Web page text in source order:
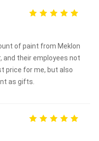
of paint from Meklon
their employees not
price for me, but also
as gifts.